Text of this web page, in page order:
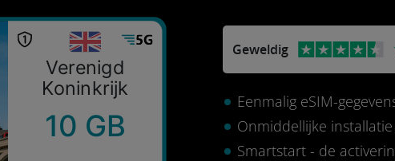
Verenigd
Koninkrijk
10 GB
Geweldig
Eenmalig eSIM-
Onmiddellijke
Smartstart - de